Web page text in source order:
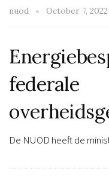
nuod October 7, 2022
federale
De NUOD heeft de